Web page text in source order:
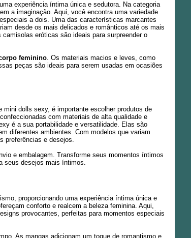
experiência íntima única e sedutora. Na categoria
a imaginação. Aqui, você encontra uma variedade
a dois. Uma das características marcantes
desde os mais delicados e românticos até os mais
eróticas são ideais para surpreender o
feminino. Os materiais macios e leves, como
peças são ideais para serem usadas em ocasiões
dolls sexy, é importante escolher produtos de
com materiais de alta qualidade e
é a sua portabilidade e versatilidade. Elas são
diferentes ambientes. Com modelos que variam
preferências e desejos.
e embalagem. Transforme seus momentos íntimos
seus desejos mais íntimos.
proporcionando uma experiência íntima única e
conforto e realcem a beleza feminina. Aqui,
provocantes, perfeitas para momentos especiais
As mangas adicionam um toque de romantismo e